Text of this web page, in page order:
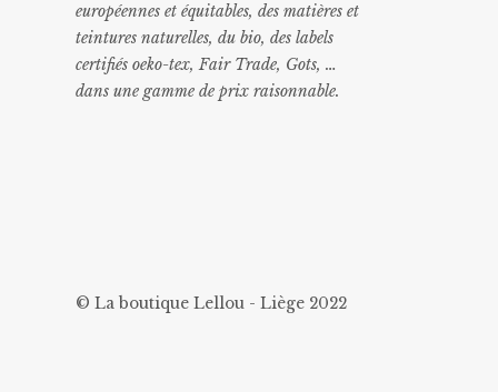
européennes et équitables, des matières et
teintures naturelles, du bio, des labels
certifiés oeko-tex, Fair Trade, Gots, …
dans une gamme de prix raisonnable.
© La boutique Lellou - Liège 2022